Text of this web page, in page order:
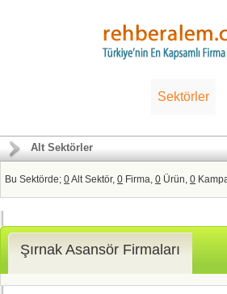
Sektörler
Alt Sektörler
Bu Sektörde; 0Alt Sektör, 0 Firma, 0 Ürün, 0
Şırnak Asansör Firmaları